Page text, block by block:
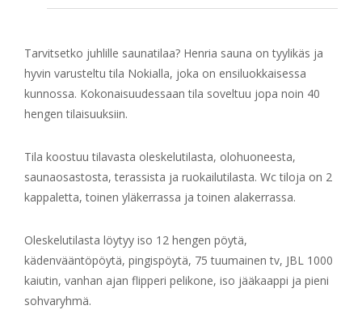
Tarvitsetko juhlille saunatilaa? Henria sauna on tyylikäs ja
hyvin varusteltu tila Nokialla, joka on ensiluokkaisessa
kunnossa. Kokonaisuudessaan tila soveltuu jopa noin 40
hengen tilaisuuksiin.
Tila koostuu tilavasta oleskelutilasta, olohuoneesta,
saunaosastosta, terassista ja ruokailutilasta. Wc tiloja on 2
kappaletta, toinen yläkerrassa ja toinen alakerrassa.
Oleskelutilasta löytyy iso 12 hengen pöytä,
kädenvääntöpöytä, pingispöytä, 75 tuumainen tv, JBL 1000
kaiutin, vanhan ajan flipperi pelikone, iso jääkaappi ja pieni
sohvaryhmä.